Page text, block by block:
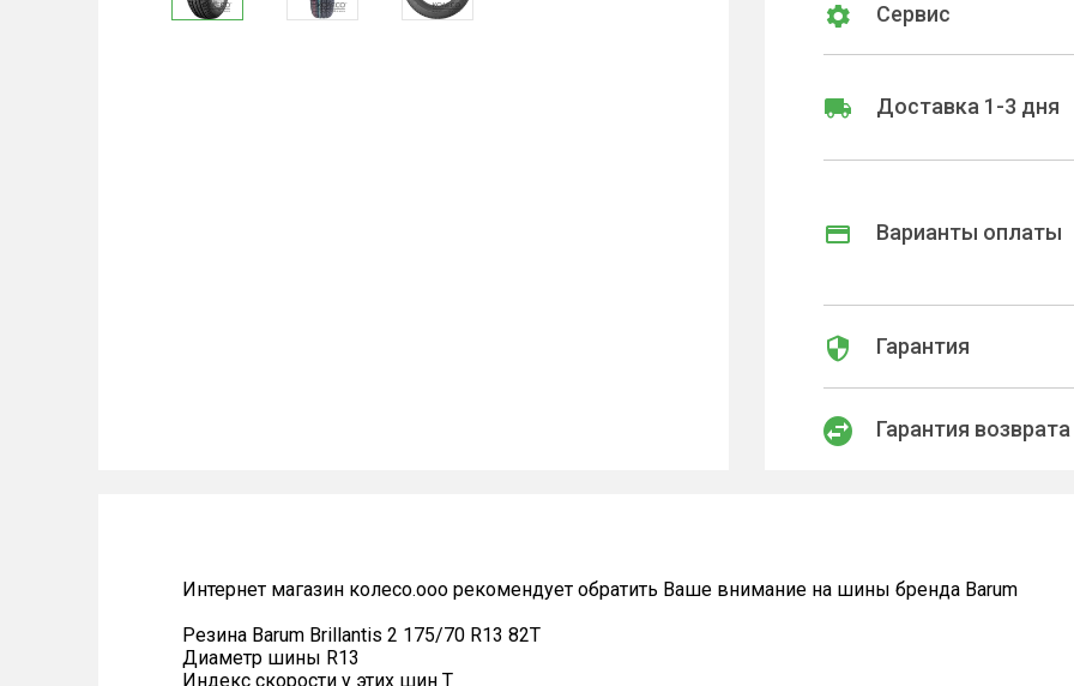
Сервис
Доставка 1-3 дня
Варианты оплаты
Гарантия
Гарантия возврата
Интернет магазин колесо.ооо рекомендует обратить Ваше внимание на шины бренда Barum
Резина Barum Brillantis 2 175/70 R13 82T
Диаметр шины R13
Индекс скорости у этих шин T